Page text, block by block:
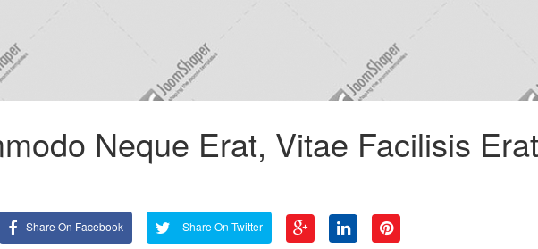
Neque Erat, Vitae Facilisis Erat
Share On Facebook Share On Twitter